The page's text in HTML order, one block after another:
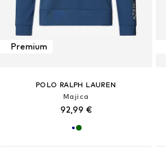
Premium
POLO RALPH LAUREN
Majica
92,99 €